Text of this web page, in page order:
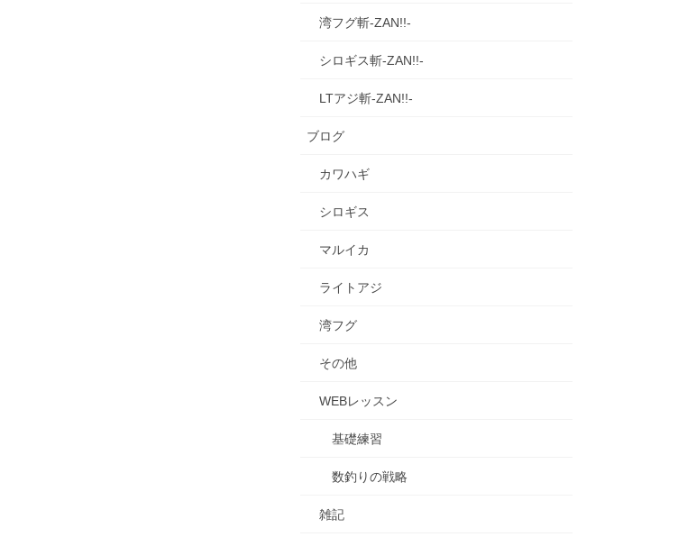
湾フグ斬‐ZAN!!‐
シロギス斬‐ZAN!!‐
LTアジ斬‐ZAN!!‐
ブログ
カワハギ
シロギス
マルイカ
ライトアジ
湾フグ
その他
WEBレッスン
基礎練習
数釣りの戦略
雑記